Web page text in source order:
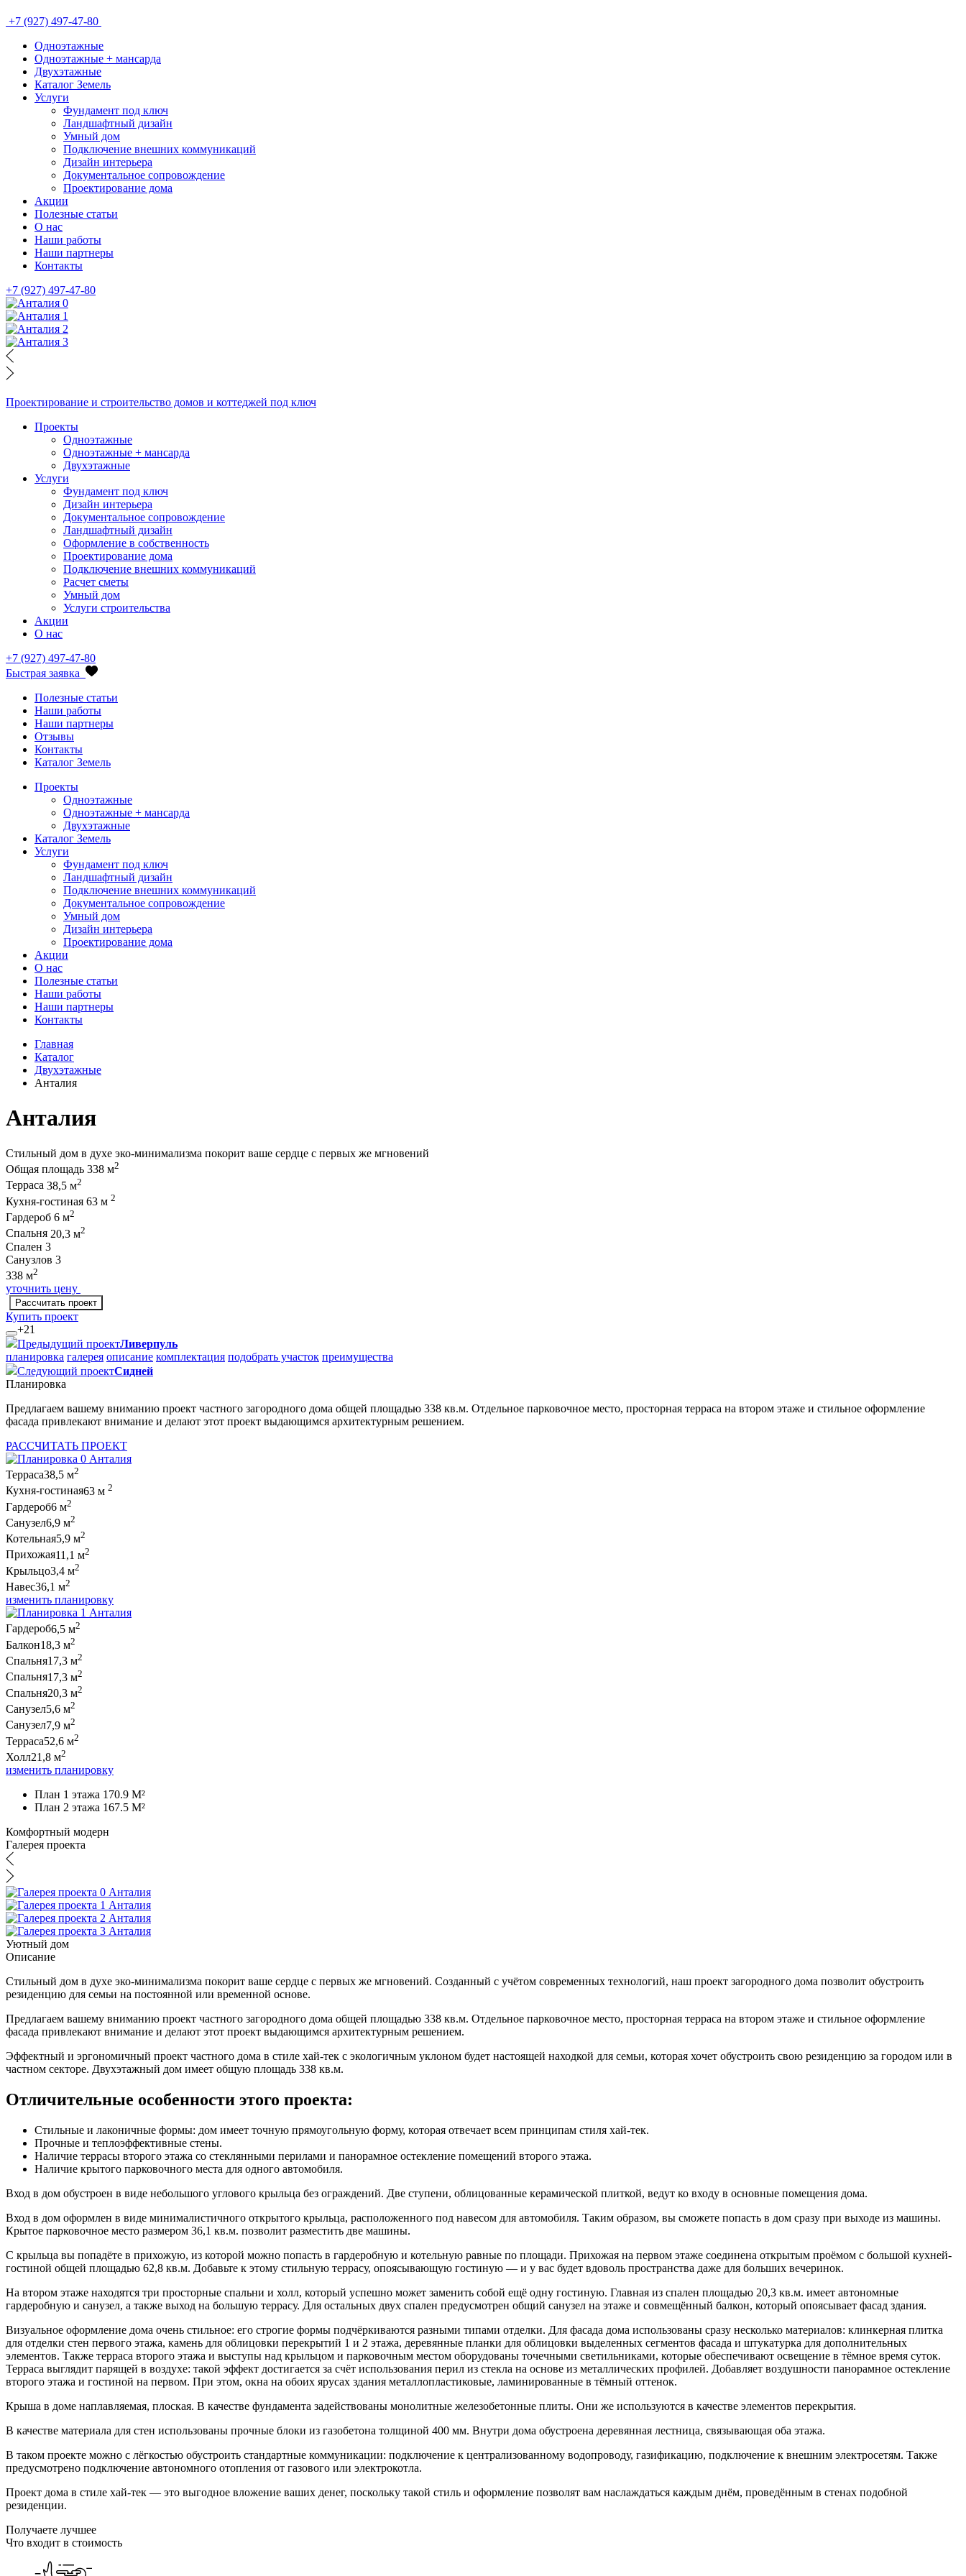
+7 (927) 497-47-80
Одноэтажные
Одноэтажные + мансарда
Двухэтажные
Каталог Земель
Услуги
Фундамент под ключ
Ландшафтный дизайн
Умный дом
Подключение внешних коммуникаций
Дизайн интерьера
Документальное сопровождение
Проектирование дома
Акции
Полезные статьи
О нас
Наши работы
Наши партнеры
Контакты
+7 (927) 497-47-80
Проектирование и строительство домов и коттеджей под ключ
Проекты
Одноэтажные
Одноэтажные + мансарда
Двухэтажные
Услуги
Фундамент под ключ
Дизайн интерьера
Документальное сопровождение
Ландшафтный дизайн
Оформление в собственность
Проектирование дома
Подключение внешних коммуникаций
Расчет сметы
Умный дом
Услуги строительства
Акции
О нас
+7 (927) 497-47-80
Быстрая заявка
Полезные статьи
Наши работы
Наши партнеры
Отзывы
Контакты
Каталог Земель
Проекты
Одноэтажные
Одноэтажные + мансарда
Двухэтажные
Каталог Земель
Услуги
Фундамент под ключ
Ландшафтный дизайн
Подключение внешних коммуникаций
Документальное сопровождение
Умный дом
Дизайн интерьера
Проектирование дома
Акции
О нас
Полезные статьи
Наши работы
Наши партнеры
Контакты
Главная
Каталог
Двухэтажные
Анталия
Анталия
Стильный дом в духе эко-минимализма покорит ваше сердце с первых же мгновений
Общая площадь 338 м2
Терраса 38,5 м2
Кухня-гостиная 63 м 2
Гардероб 6 м2
Спальня 20,3 м2
Спален 3
Санузлов 3
338 м2
уточнить цену
Рассчитать проект
Купить проект
+21
Предыдущий проектЛиверпуль
планировка галерея описание комплектация подобрать участок преимущества
Следующий проектСидней
Планировка
Предлагаем вашему вниманию проект частного загородного дома общей площадью 338 кв.м. Отдельное парковочное место, просторная терраса на втором этаже и стильное оформление
фасада привлекают внимание и делают этот проект выдающимся архитектурным решением.
РАССЧИТАТЬ ПРОЕКТ
Терраса38,5 м2
Кухня-гостиная63 м 2
Гардероб6 м2
Санузел6,9 м2
Котельная5,9 м2
Прихожая11,1 м2
Крыльцо3,4 м2
Навес36,1 м2
изменить планировку
Гардероб6,5 м2
Балкон18,3 м2
Спальня17,3 м2
Спальня17,3 м2
Спальня20,3 м2
Санузел5,6 м2
Санузел7,9 м2
Терраса52,6 м2
Холл21,8 м2
изменить планировку
План 1 этажа 170.9 M²
План 2 этажа 167.5 M²
Комфортный модерн
Галерея проекта
Уютный дом
Описание
Стильный дом в духе эко-минимализма покорит ваше сердце с первых же мгновений. Созданный с учётом современных технологий, наш проект загородного дома позволит обустроить
резиденцию для семьи на постоянной или временной основе.
Предлагаем вашему вниманию проект частного загородного дома общей площадью 338 кв.м. Отдельное парковочное место, просторная терраса на втором этаже и стильное оформление
фасада привлекают внимание и делают этот проект выдающимся архитектурным решением.
Эффектный и эргономичный проект частного дома в стиле хай-тек с экологичным уклоном будет настоящей находкой для семьи, которая хочет обустроить свою резиденцию за городом или в
частном секторе. Двухэтажный дом имеет общую площадь 338 кв.м.
Отличительные особенности этого проекта:
Стильные и лаконичные формы: дом имеет точную прямоугольную форму, которая отвечает всем принципам стиля хай-тек.
Прочные и теплоэффективные стены.
Наличие террасы второго этажа со стеклянными перилами и панорамное остекление помещений второго этажа.
Наличие крытого парковочного места для одного автомобиля.
Вход в дом обустроен в виде небольшого углового крыльца без ограждений. Две ступени, облицованные керамической плиткой, ведут ко входу в основные помещения дома.
Вход в дом оформлен в виде минималистичного открытого крыльца, расположенного под навесом для автомобиля. Таким образом, вы сможете попасть в дом сразу при выходе из машины.
Крытое парковочное место размером 36,1 кв.м. позволит разместить две машины.
С крыльца вы попадёте в прихожую, из которой можно попасть в гардеробную и котельную равные по площади. Прихожая на первом этаже соединена открытым проёмом с большой кухней-
гостиной общей площадью 62,8 кв.м. Добавьте к этому стильную террасу, опоясывающую гостиную — и у вас будет вдоволь пространства даже для больших вечеринок.
На втором этаже находятся три просторные спальни и холл, который успешно может заменить собой ещё одну гостиную. Главная из спален площадью 20,3 кв.м. имеет автономные
гардеробную и санузел, а также выход на большую террасу. Для остальных двух спален предусмотрен общий санузел на этаже и совмещённый балкон, который опоясывает фасад здания.
Визуальное оформление дома очень стильное: его строгие формы подчёркиваются разными типами отделки. Для фасада дома использованы сразу несколько материалов: клинкерная плитка
для отделки стен первого этажа, камень для облицовки перекрытий 1 и 2 этажа, деревянные планки для облицовки выделенных сегментов фасада и штукатурка для дополнительных
элементов. Также терраса второго этажа и выступы над крыльцом и парковочным местом оборудованы точечными светильниками, которые обеспечивают освещение в тёмное время суток.
Терраса выглядит парящей в воздухе: такой эффект достигается за счёт использования перил из стекла на основе из металлических профилей. Добавляет воздушности панорамное остекление
второго этажа и гостиной на первом. При этом, окна на обоих ярусах здания металлопластиковые, ламинированные в тёмный оттенок.
Крыша в доме наплавляемая, плоская. В качестве фундамента задействованы монолитные железобетонные плиты. Они же используются в качестве элементов перекрытия.
В качестве материала для стен использованы прочные блоки из газобетона толщиной 400 мм. Внутри дома обустроена деревянная лестница, связывающая оба этажа.
В таком проекте можно с лёгкостью обустроить стандартные коммуникации: подключение к централизованному водопроводу, газификацию, подключение к внешним электросетям. Также
предусмотрено подключение автономного отопления от газового или электрокотла.
Проект дома в стиле хай-тек — это выгодное вложение ваших денег, поскольку такой стиль и оформление позволят вам наслаждаться каждым днём, проведённым в стенах подобной
резиденции.
Получаете лучшее
Что входит в стоимость